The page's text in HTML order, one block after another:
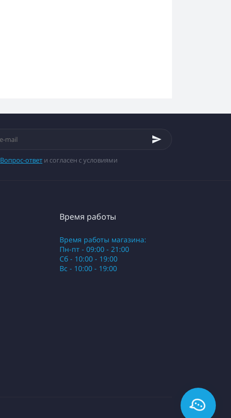
Вопрос-ответ и согласен с условиями
Время работы
Время работы магазина:
Пн-пт - 09:00 - 21:00
Сб - 10:00 - 19:00
Вс - 10:00 - 19:00